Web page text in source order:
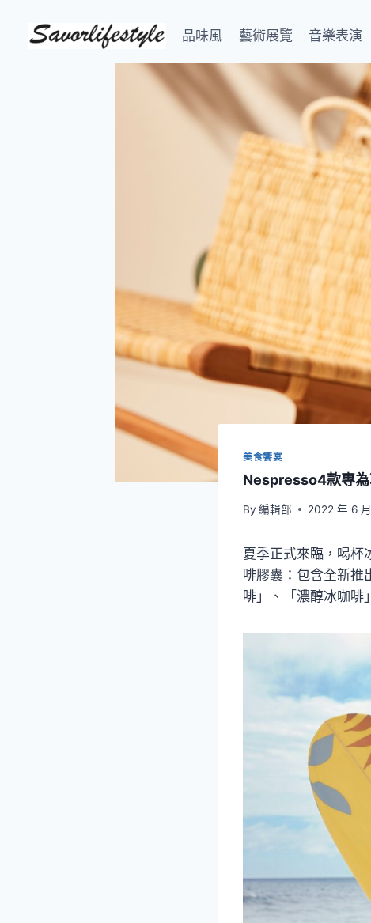
品味風 藝術展覽 音樂表演
美食饗宴
Nespresso4款專為
By 編輯部 2022 年 6
夏季正式來臨，喝
啡膠囊：包含全新推
啡」、「濃醇冰咖啡